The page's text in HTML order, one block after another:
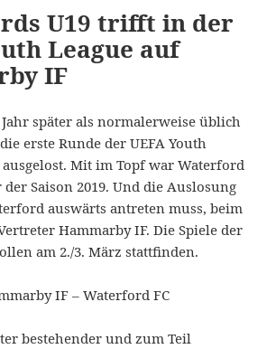
U19 trifft in der
League auf
IF
später als normalerweise üblich
erste Runde der UEFA Youth
ausgelost. Mit im Topf war Waterford
der Saison 2019. Und die Auslosung
auswärts antreten muss, beim
Hammarby IF. Die Spiele der
am 2./3. März stattfinden.
IF – Waterford FC
bestehender und zum Teil